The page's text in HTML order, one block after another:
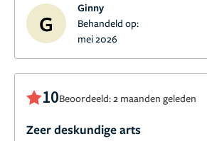
medisch, dus kies zorgvuldig. Bij dr.
goede handen en kun je precies
en juist niet wilt.
G
Ginny
Behandeld op:
mei 2026
10Beoordeeld: 2 maanden geleden
Zeer deskundige arts